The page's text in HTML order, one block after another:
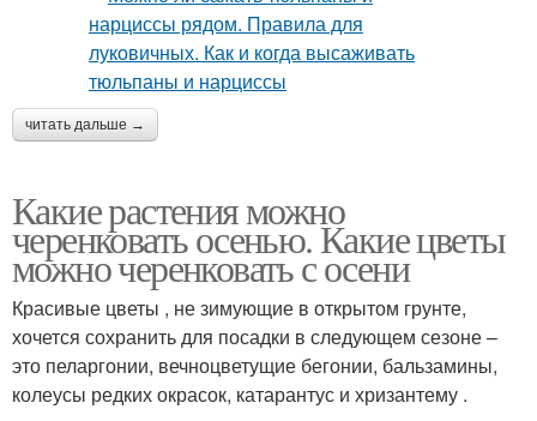
читать дальше →
Какие растения можно
черенковать осенью. Какие цветы
можно черенковать с осени
Красивые цветы , не зимующие в открытом грунте,
хочется сохранить для посадки в следующем сезоне –
это пеларгонии, вечноцветущие бегонии, бальзамины,
колеусы редких окрасок, катарантус и хризантему .